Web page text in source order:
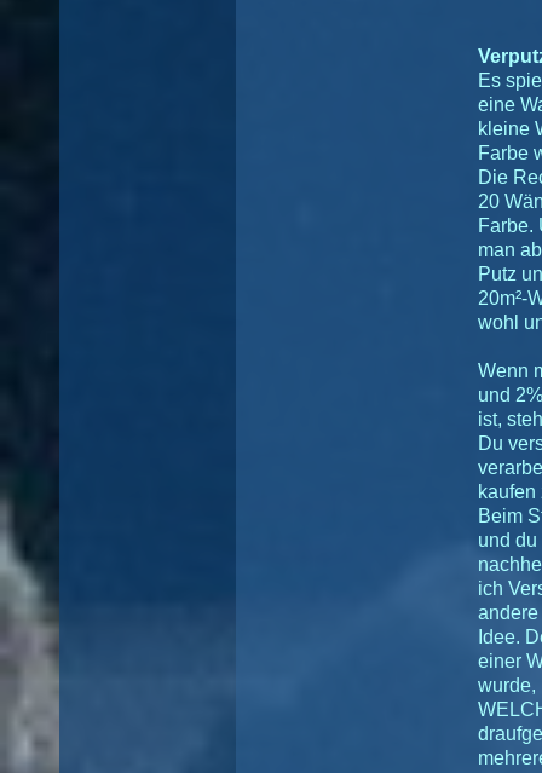
Es
eine
kleine
Farbe
Die
20
Farbe.
man
Putz
20m²-
wohl
Wenn
und
ist,
Du
kaufen
Beim
und
ich
Idee.
einer
wurde,